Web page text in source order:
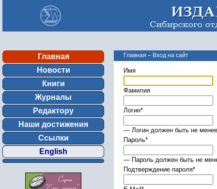
Главная
Новости
Книги
Журналы
Редактору
Наши достижения
Ссылки
English
Главная – Вход на сайт
Имя
Фамилия
Логин*
— Логин должен быть не
Пароль*
— Пароль должен быть не
Подтверждение пароля*